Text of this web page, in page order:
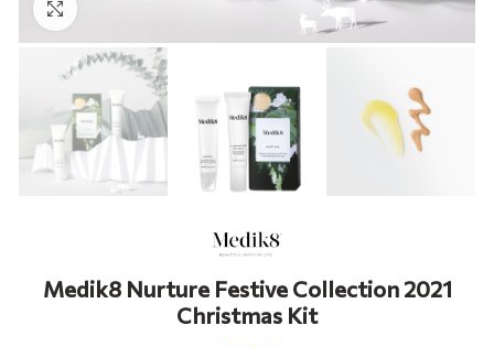
Medik8 Nurture Festive Collection 2021
Christmas Kit